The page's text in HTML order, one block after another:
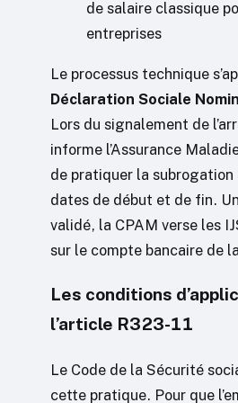
de salaire classique
entreprises
Le processus technique
Déclaration Sociale
Lors du signalement de
informe l’Assurance
de pratiquer la subrogation
dates de début et de fin.
validé, la CPAM verse les
sur le compte bancaire de
Les conditions
l’article R323-11
Le Code de la Sécurité
cette pratique. Pour que